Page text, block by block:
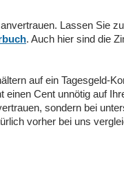
Lassen Sie
. Auch hier sind die
auf ein Tagesgeld-
Cent unnötig auf
sondern bei
vorher bei uns